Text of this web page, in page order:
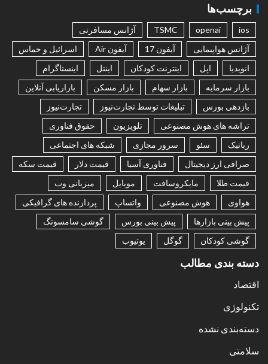
برچسب‌ها
ios
openai
TSMC
آژانس مسافرتی
آژانس هواپیمایی
آیفون 17 آیفون Air
اسرائیل و حماس
انویدیا
اپل اینترنت کودکان اینتل
اینستاگرام
بازار سرمایه
بازار سهام بازار مسکن
بازاریابی آنلاین
بازدهی بورس
تبلیغات توسط تجارت‌نیوز
تجارت‌نیوز
تراشه های هوش مصنوعی
تلویزیون
حقوق فناوری
رباتیک
سئو سرور مجازی
شبکه های اجتماعی
صرافی ارز دیجیتال
فناوری آسیا قیمت دلار
قیمت سکه
قیمت طلا
مایکروسافت موبایل
میزبانی وب
هواوی
هوش مصنوعی واتساپ
پردازنده های گرافیکی
پیش بینی بازارها
پیش بینی بورس
گوشی سامسونگ
گوشی کودکان
گوگل یوتیوب
دسته بندی مطالب
اقتصاد
تکنولوژی
دسته‌بندی نشده
سلامتی